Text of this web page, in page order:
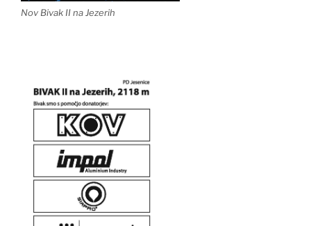
Nov Bivak II na Jezerih